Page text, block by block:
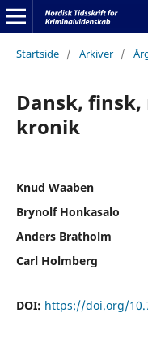
Startside / Arkiver /
Dansk,
kronik
Knud Waaben
Brynolf Honkasalo
Anders Bratholm
Carl Holmberg
DOI: https://doi.org/